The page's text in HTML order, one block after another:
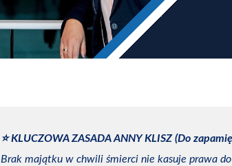
⭐️ KLUCZOWA ZASADA ANNY KLISZ (Do
Brak majątku w chwili śmierci nie kasuje prawa